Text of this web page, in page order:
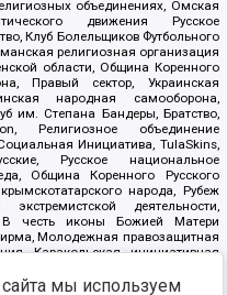
объединениях, Омская
движения Русское
Клуб Болельщиков Футбольного
религиозная организация
области, Община Коренного
Правый сектор, Украинская
народная самооборона,
им. Степана Бандеры, Братство,
Религиозное объединение
Инициатива, TulaSkins,
Русское национальное
Община Коренного Русского
народа, Рубеж
деятельности,
В честь иконы Божией Матери
Молодежная правозащитная
Каракольская инициативная
Русская республика Русь,
мы используем